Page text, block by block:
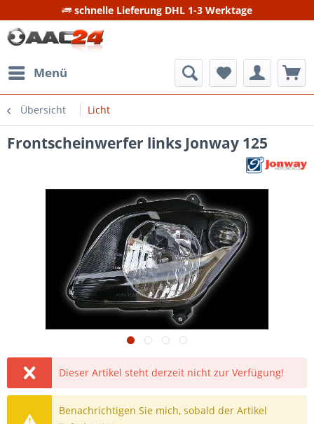
schnelle Lieferung DHL 1-3 Werktage
Menü
Übersicht Licht
Frontscheinwerfer links Jonway 125
Dieser Artikel steht derzeit nicht zur Verfügung!
Benachrichtigen Sie mich, sobald der Artikel